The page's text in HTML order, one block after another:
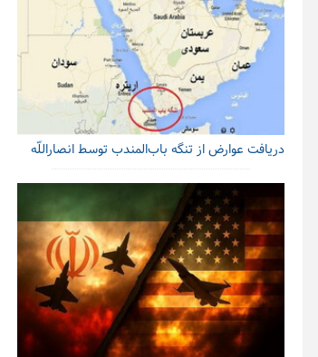
دریافت عوارض از تنگه باب‌المندب توسط انصاراللّه